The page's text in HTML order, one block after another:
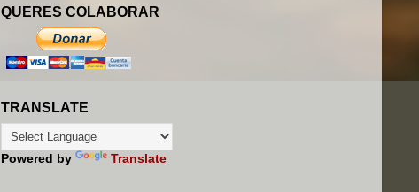
QUERES COLABORAR
TRANSLATE
Powered by Translate